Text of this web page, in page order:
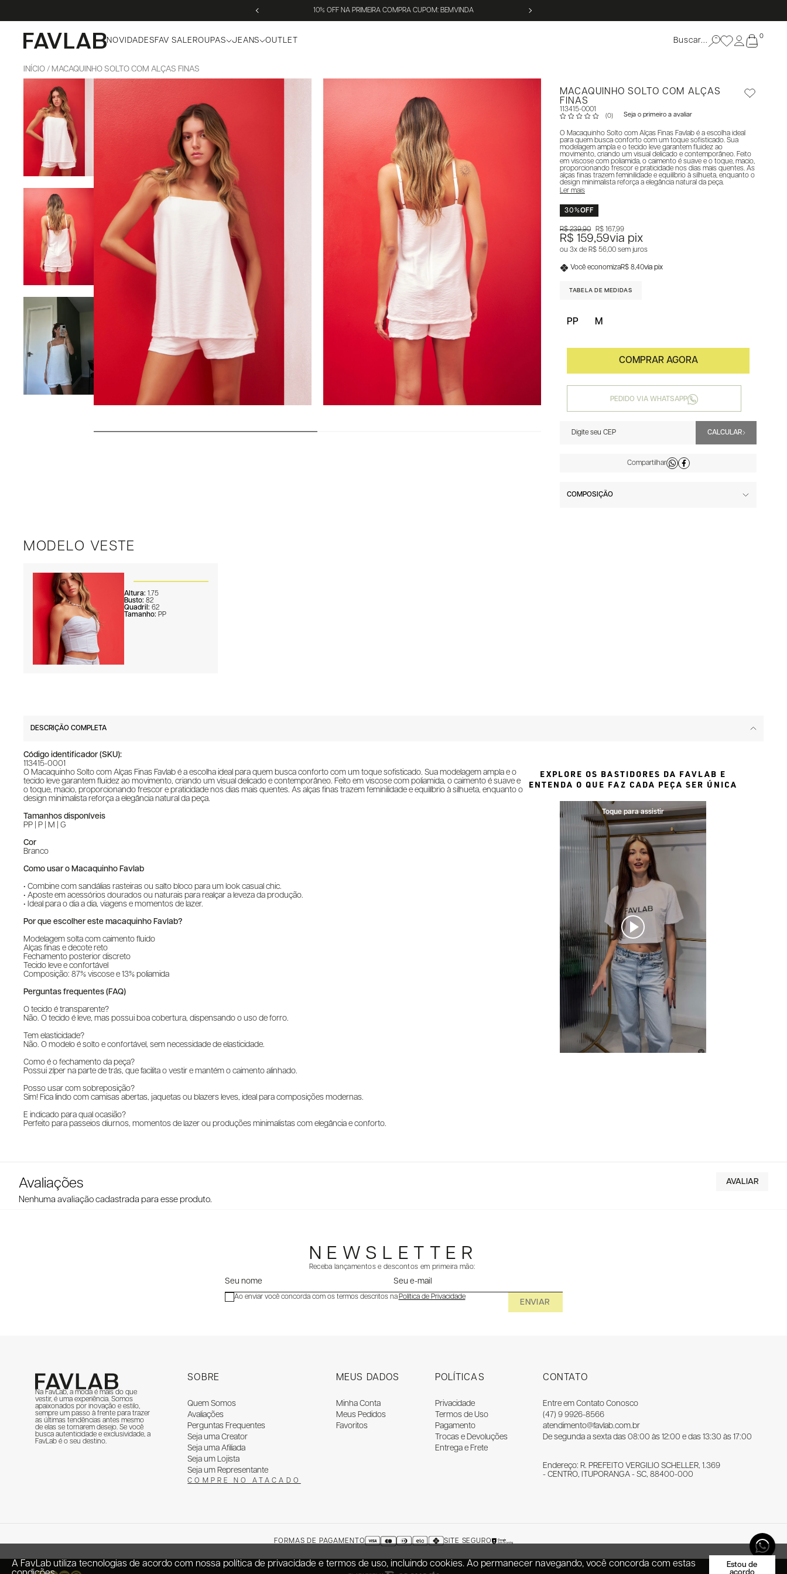
10% OFF NA PRIMEIRA COMPRA CUPOM: BEMVINDA
NOVIDADESFAV SALEROUPAS JEANS OUTLET 0
INÍCIO MACAQUINHO SOLTO COM ALÇAS FINAS
MACAQUINHO SOLTO COM ALÇAS
FINAS
113415-0001
(0) Seja o primeiro a avaliar
O Macaquinho Solto com Alças Finas Favlab é a escolha ideal
para quem busca conforto com um toque sofisticado. Sua
modelagem ampla e o tecido leve garantem fluidez ao
movimento, criando um visual delicado e contemporâneo. Feito
em viscose com poliamida, o caimento é suave e o toque, macio,
proporcionando frescor e praticidade nos dias mais quentes. As
alças finas trazem feminilidade e equilíbrio à silhueta, enquanto o
design minimalista reforça a elegância natural da peça.
Ler mais
30%OFF
R$ 159,59via pix
R$ 239,90 R$ 167,99
3x R$ 56,00 sem juros
Você economizaR$ 8,40via pix
TABELA DE MEDIDAS
PP M
PEDIDO VIA WHATSAPP
COMPOSIÇÃO
MODELO VESTE
Altura: 1.75
Busto: 82
Quadril: 62
Tamanho: PP
DESCRIÇÃO COMPLETA
Código identificador (SKU):
113415-0001
O Macaquinho Solto com Alças Finas Favlab é a escolha ideal para quem busca conforto com um toque sofisticado. Sua modelagem ampla e o
tecido leve garantem fluidez ao movimento, criando um visual delicado e contemporâneo. Feito em viscose com poliamida, o caimento é suave e
o toque, macio, proporcionando frescor e praticidade nos dias mais quentes. As alças finas trazem feminilidade e equilíbrio à silhueta, enquanto o
design minimalista reforça a elegância natural da peça.
Tamanhos disponíveis
PP | P | M | G
Cor
Branco
Como usar o Macaquinho Favlab
• Combine com sandálias rasteiras ou salto bloco para um look casual chic.
• Aposte em acessórios dourados ou naturais para realçar a leveza da produção.
• Ideal para o dia a dia, viagens e momentos de lazer.
Por que escolher este macaquinho Favlab?
Modelagem solta com caimento fluido
Alças finas e decote reto
Fechamento posterior discreto
Tecido leve e confortável
Composição: 87% viscose e 13% poliamida
Perguntas frequentes (FAQ)
O tecido é transparente?
Não. O tecido é leve, mas possui boa cobertura, dispensando o uso de forro.
Tem elasticidade?
Não. O modelo é solto e confortável, sem necessidade de elasticidade.
Como é o fechamento da peça?
Possui zíper na parte de trás, que facilita o vestir e mantém o caimento alinhado.
Posso usar com sobreposição?
Sim! Fica lindo com camisas abertas, jaquetas ou blazers leves, ideal para composições modernas.
É indicado para qual ocasião?
Perfeito para passeios diurnos, momentos de lazer ou produções minimalistas com elegância e conforto.
EXPLORE OS BASTIDORES DA FAVLAB E
ENTENDA O QUE FAZ CADA PEÇA SER ÚNICA
Nenhuma avaliação cadastrada para esse produto.
NEWSLETTER
Receba lançamentos e descontos em primeira mão:
ENVIAR
Ao enviar você concorda com os termos descritos na Política de Privacidade
Na FavLab, a moda é mais do que
vestir, é uma experiência. Somos
apaixonados por inovação e estilo,
sempre um passo à frente para trazer
as últimas tendências antes mesmo
de elas se tornarem desejo. Se você
busca autenticidade e exclusividade, a
FavLab é o seu destino.
SOBRE
Quem Somos
Avaliações
Perguntas Frequentes
Seja uma Creator
Seja uma Afiliada
Seja um Lojista
Seja um Representante
COMPRE NO ATACADO
MEUS DADOS
Minha Conta
Meus Pedidos
Favoritos
POLÍTICAS
Privacidade
Termos de Uso
Pagamento
Trocas e Devoluções
Entrega e Frete
CONTATO
Entre em Contato Conosco
(47) 9 9926-8566
atendimento@favlab.com.br
De segunda a sexta das 08:00 às 12:00 e das 13:30 às 17:00
Endereço: R. PREFEITO VERGILIO SCHELLER, 1.369
- CENTRO, ITUPORANGA - SC, 88400-000
FORMAS DE PAGAMENTO SITE SEGURO
A FavLab utiliza tecnologias de acordo com nossa política de privacidade e termos de uso, incluindo cookies. Ao permanecer navegando, você concorda com estas
Estou de